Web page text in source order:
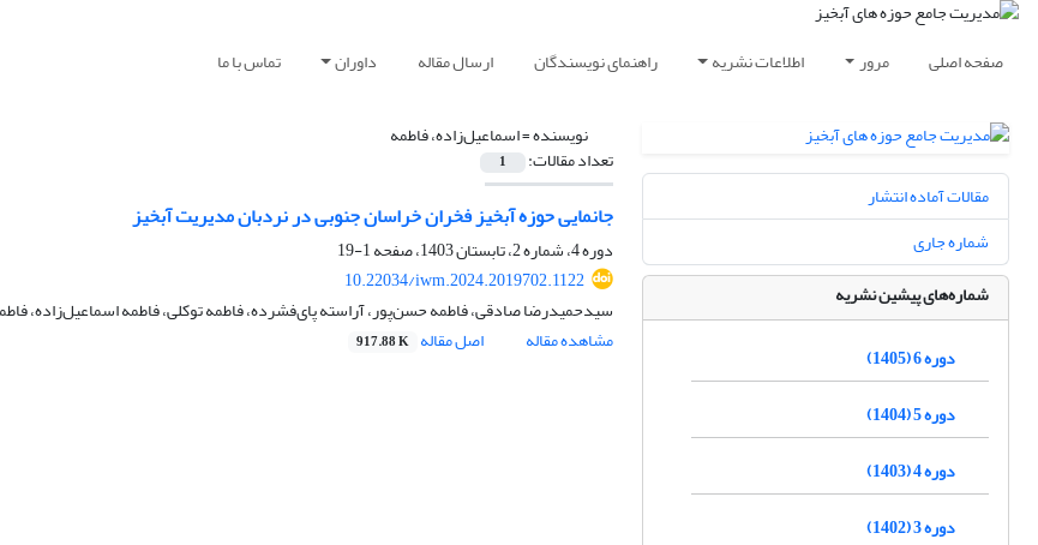
صفحه اصلی مرور اطلاعات نشریه راهنمای نویسندگان ارسال مقاله داوران تماس با ما
نویسنده =اسماعیل‌زاده، فاطمه
تعداد مقالات: 1
جانمایی حوزه آبخیز فخران خراسان جنوبی در نردبان مدیریت آبخیز
دوره 4، شماره 2، تابستان 1403، صفحه
1-19
10.22034/iwm.2024.2019702.1122
سیدحمیدرضا صادقی، فاطمه حسن‌پور، آراسته پای‌فشرده، فاطمه توکلی، فاطمه اسماعیل‌زاده،
مشاهده مقاله
اصل مقاله 917.88 K
مقالات آماده انتشار
شماره جاری
شماره‌های پیشین نشریه
دوره 6 (1405)
دوره 5 (1404)
دوره 4 (1403)
دوره 3 (1402)